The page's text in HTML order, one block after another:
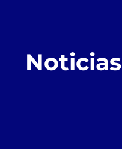
Noticias